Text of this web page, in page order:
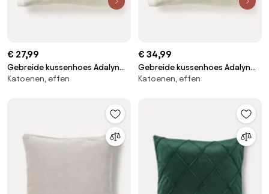
€ 27,99
Gebreide kussenhoes Adalyn
van biokatoen
Katoenen, effen
€ 34,99
Gebreide kussenhoes Adalyn
van biokatoen
Katoenen, effen